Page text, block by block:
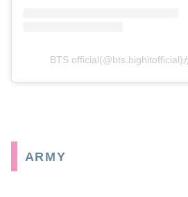
BTS official(@bts.bighitofficial)
ARMY